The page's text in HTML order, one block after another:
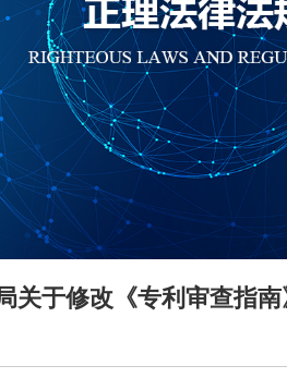
关于修改《专利审查指南